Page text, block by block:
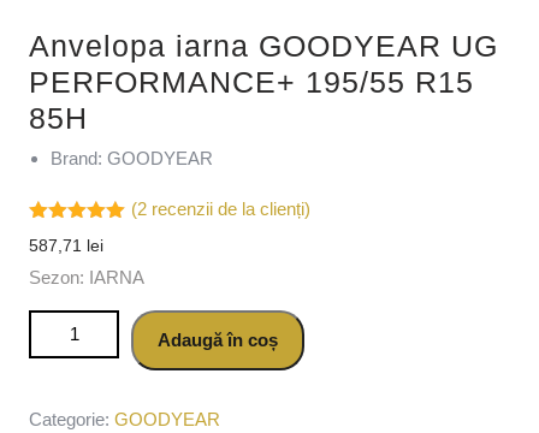
Anvelopa iarna GOODYEAR UG
PERFORMANCE+ 195/55 R15
85H
Brand: GOODYEAR
Evaluat la
5.00 din 5
pe baza
singure
evaluări
(2 recenzii de la clienți)
587,71 lei
Sezon: IARNA
Cantitate Anvelopa iarna GOODYEAR UG
PERFORMANCE+ 195/55 R15 85H
Adaugă în coș
Categorie: GOODYEAR